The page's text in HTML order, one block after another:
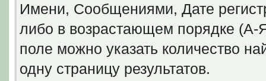
Имени, Сообщениями, Дате
либо в возрастающем порядке
поле можно указать количество
одну страницу результатов.